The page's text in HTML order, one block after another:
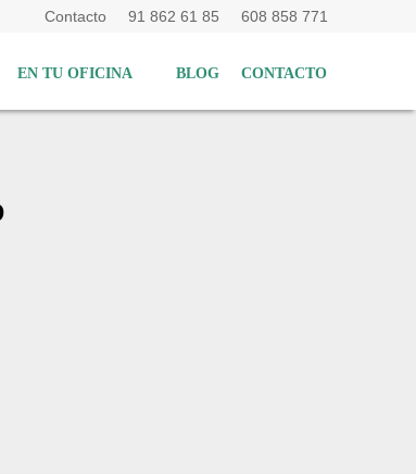
Contacto 91 862 61 85 608 858 771
CONTACTO
BLOG
EN TU OFICINA